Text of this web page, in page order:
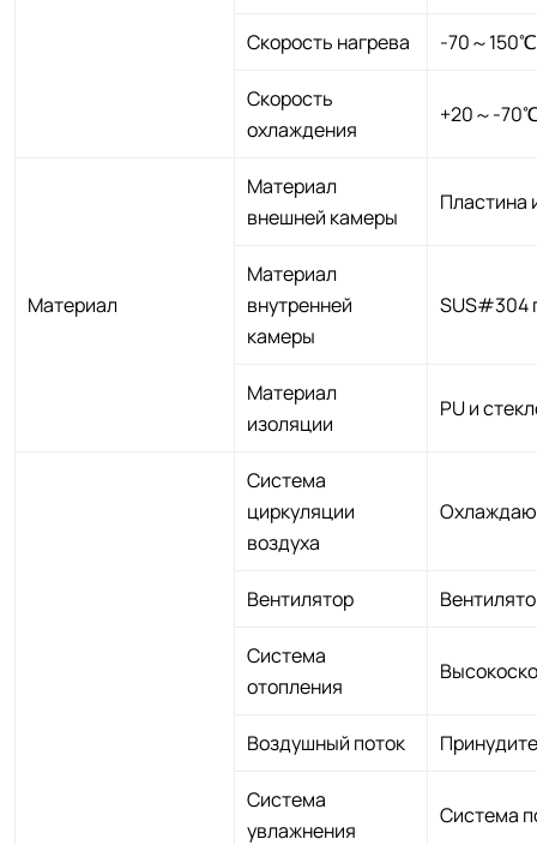
Скорость нагрева -70～
Скорость
охлаждения
+20～-
Материал
Материал
внешней камеры
Пластина
Материал
внутренней
камеры
SUS#304
Материал
изоляции
PU и
Система
циркуляции
воздуха
Вентилятор
Система
отопления
Воздушный поток
Система
увлажнения
Система